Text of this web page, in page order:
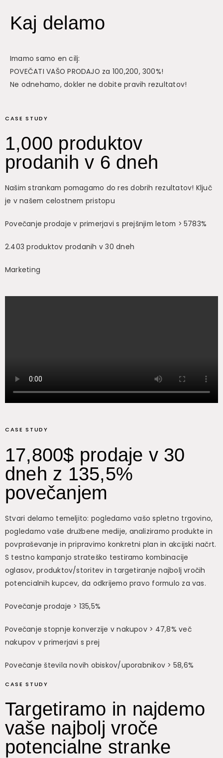
Kaj delamo
Imamo samo en cilj:
POVEČATI VAŠO PRODAJO za 100,200, 300%!
Ne odnehamo, dokler ne dobite pravih rezultatov!
CASE STUDY
1,000 produktov
prodanih v 6 dneh
Našim strankam pomagamo do res dobrih rezultatov! Ključ
je v našem celostnem pristopu
Povečanje prodaje v primerjavi s prejšnjim letom > 5783%
2.403 produktov prodanih v 30 dneh
Marketing
CASE STUDY
17,800$ prodaje v 30
dneh z 135,5%
povečanjem
Stvari delamo temeljito: pogledamo vašo spletno trgovino,
pogledamo vaše družbene medije, analiziramo produkte in
povpraševanje in pripravimo konkretni plan in akcijski načrt.
S testno kampanjo strateško testiramo kombinacije
oglasov, produktov/storitev in targetiranje najbolj vročih
potencialnih kupcev, da odkrijemo pravo formulo za vas.
Povečanje prodaje > 135,5%
Povečanje stopnje konverzije v nakupov > 47,8% več
nakupov v primerjavi s prej
Povečanje števila novih obiskov/uporabnikov > 58,6%
CASE STUDY
Targetiramo in najdemo
vaše najbolj vroče
potencialne stranke